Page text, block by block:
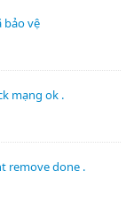
bảo vệ
mạng ok .
remove done .